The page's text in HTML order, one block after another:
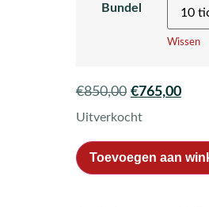
Bundel
Wissen
€850,00 €765,00
Uitverkocht
Toevoegen aan